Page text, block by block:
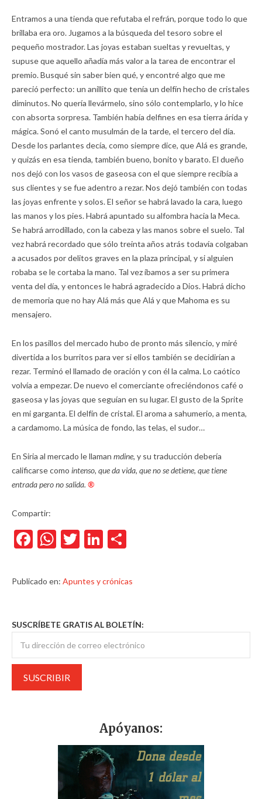
Entramos a una tienda que refutaba el refrán, porque todo lo que
brillaba era oro. Jugamos a la búsqueda del tesoro sobre el
pequeño mostrador. Las joyas estaban sueltas y revueltas, y
supuse que aquello añadía más valor a la tarea de encontrar el
premio. Busqué sin saber bien qué, y encontré algo que me
pareció perfecto: un anillito que tenía un delfín hecho de cristales
diminutos. No quería llevármelo, sino sólo contemplarlo, y lo hice
con absorta sorpresa. También había delfines en esa tierra árida y
mágica. Sonó el canto musulmán de la tarde, el tercero del día.
Desde los parlantes decía, como siempre dice, que Alá es grande,
y quizás en esa tienda, también bueno, bonito y barato. El dueño
nos dejó con los vasos de gaseosa con el que siempre recibía a
sus clientes y se fue adentro a rezar. Nos dejó también con todas
las joyas enfrente y solos. El señor se habrá lavado la cara, luego
las manos y los pies. Habrá apuntado su alfombra hacia la Meca.
Se habrá arrodillado, con la cabeza y las manos sobre el suelo. Tal
vez habrá recordado que sólo treinta años atrás todavía colgaban
a acusados por delitos graves en la plaza principal, y si alguien
robaba se le cortaba la mano. Tal vez íbamos a ser su primera
venta del día, y entonces le habrá agradecido a Dios. Habrá dicho
de memoria que no hay Alá más que Alá y que Mahoma es su
mensajero.
En los pasillos del mercado hubo de pronto más silencio, y miré
divertida a los burritos para ver si ellos también se decidirían a
rezar. Terminó el llamado de oración y con él la calma. Lo caótico
volvía a empezar. De nuevo el comerciante ofreciéndonos café o
gaseosa y las joyas que seguían en su lugar. El gusto de la Sprite
en mi garganta. El delfín de cristal. El aroma a sahumerio, a menta,
a cardamomo. La música de fondo, las telas, el sudor…
En Siria al mercado le llaman mdine, y su traducción debería
calificarse como intenso, que da vida, que no se detiene, que tiene
entrada pero no salida. ®
Compartir:
Facebook
WhatsApp
TwitterLinkedIn
Publicado en: Apuntes y crónicas
SUSCRÍBETE GRATIS AL BOLETÍN:
Apóyanos: